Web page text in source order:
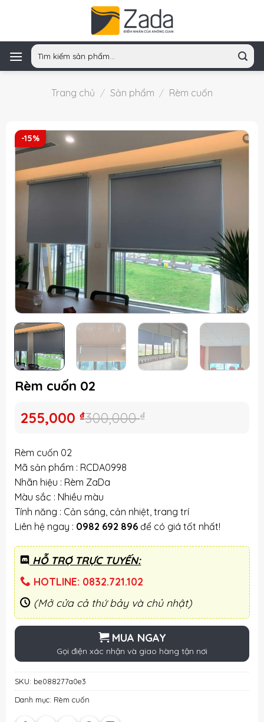
Tìm
kiếm:
Trang chủ / Sản phẩm / Rèm cuốn
-15%
Rèm cuốn 02
300,000₫
Giá
là:
300,000 ₫.
255,000 ₫
Giá
hiện
tại
là:
255,000 ₫.
Rèm cuốn 02
Mã sản phẩm : RCDA0998
Nhãn hiệu : Rèm ZaDa
Màu sắc : Nhiều màu
Tính năng : Cản sáng, cản nhiệt, trang trí
Liên hệ ngay : 0982 692 896để có giá tốt nhất!
HỖ TRỢ TRỰC TUYẾN:
HOTLINE: 0832.721.102
(Mở cửa cả thứ bảy và chủ nhật)
MUA NGAY
Gọi điện xác nhận và giao hàng tận nơi
SKU: be088277a0e3
Danh mục: Rèm cuốn